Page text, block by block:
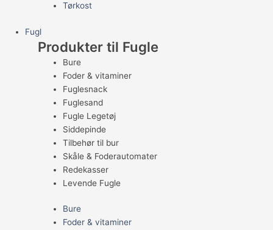
Tørkost
Fugl
Produkter til Fugle
Bure
Foder & vitaminer
Fuglesnack
Fuglesand
Fugle Legetøj
Siddepinde
Tilbehør til bur
Skåle & Foderautomater
Redekasser
Levende Fugle
Bure
Foder & vitaminer